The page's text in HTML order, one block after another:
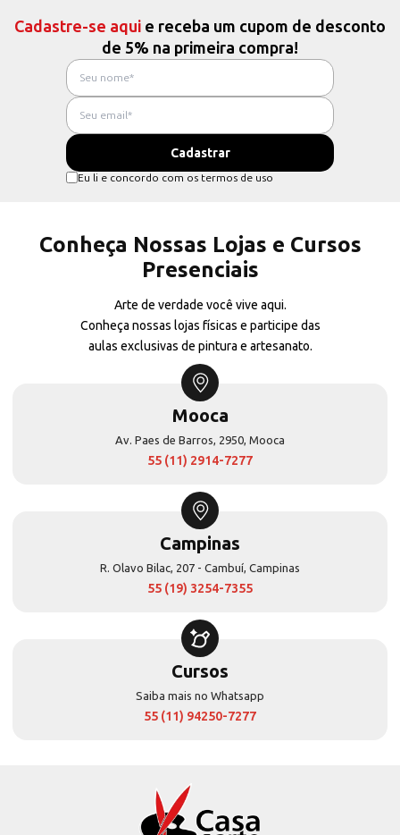
Cadastre-se aqui e receba um cupom de desconto
de 5% na primeira compra!
Eu li e concordo com os termos de uso
Conheça Nossas Lojas e Cursos
Presenciais
Arte de verdade você vive aqui.
Conheça nossas lojas físicas e participe das
aulas exclusivas de pintura e artesanato.
Mooca
Av. Paes de Barros, 2950, Mooca
55 (11) 2914-7277
Campinas
R. Olavo Bilac, 207 - Cambuí, Campinas
55 (19) 3254-7355
Cursos
Saiba mais no Whatsapp
55 (11) 94250-7277